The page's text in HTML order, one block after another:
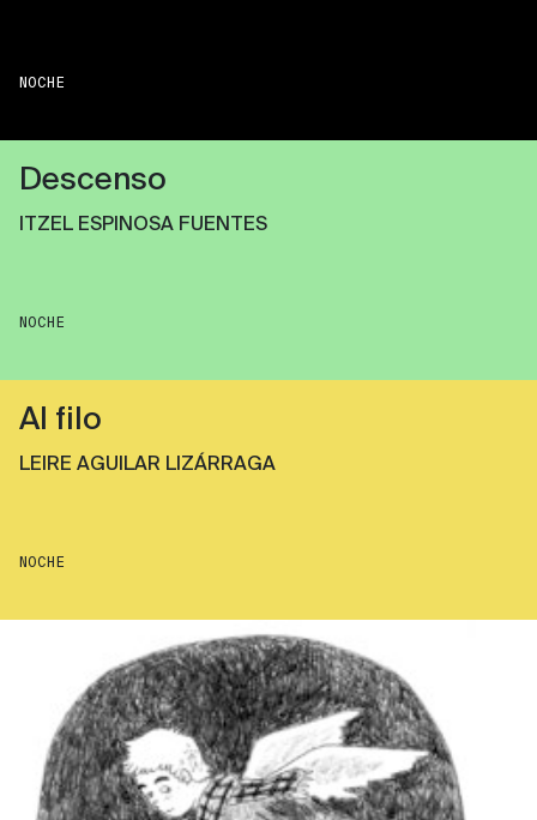
NOCHE
Descenso
ITZEL ESPINOSA FUENTES
NOCHE
Al filo
LEIRE AGUILAR LIZÁRRAGA
NOCHE